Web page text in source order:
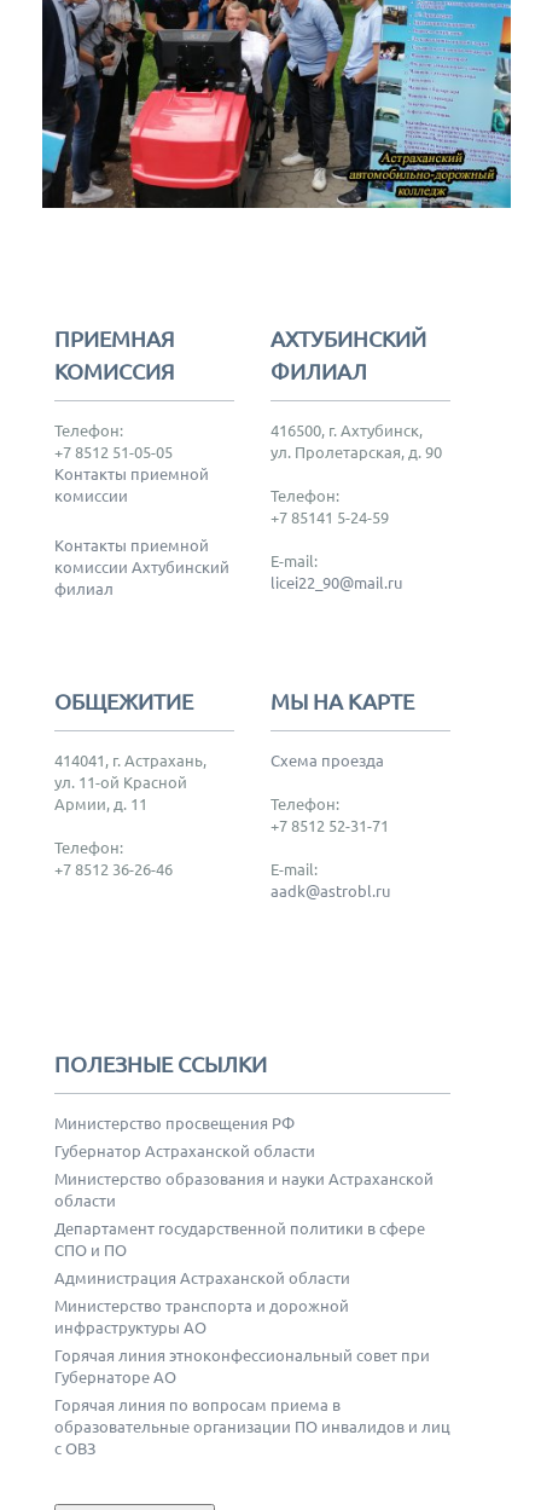
ПРИЕМНАЯ
КОМИССИЯ
Телефон:
+7 8512 51-05-05
Контакты приемной
комиссии
Контакты приемной
комиссии Ахтубинский
филиал
АХТУБИНСКИЙ
ФИЛИАЛ
416500, г. Ахтубинск,
ул. Пролетарская, д. 90
Телефон:
+7 85141 5-24-59
E-mail:
licei22_90@mail.ru
ОБЩЕЖИТИЕ
414041, г. Астрахань,
ул. 11-ой Красной
Армии, д. 11
Телефон:
+7 8512 36-26-46
МЫ НА КАРТЕ
Схема проезда
Телефон:
+7 8512 52-31-71
E-mail:
aadk@astrobl.ru
ПОЛЕЗНЫЕ ССЫЛКИ
Министерство просвещения РФ
Губернатор Астраханской области
Министерство образования и науки Астраханской
области
Департамент государственной политики в сфере
СПО и ПО
Администрация Астраханской области
Министерство транспорта и дорожной
инфраструктуры АО
Горячая линия этноконфессиональный совет при
Губернаторе АО
Горячая линия по вопросам приема в
образовательные организации ПО инвалидов и лиц
с ОВЗ